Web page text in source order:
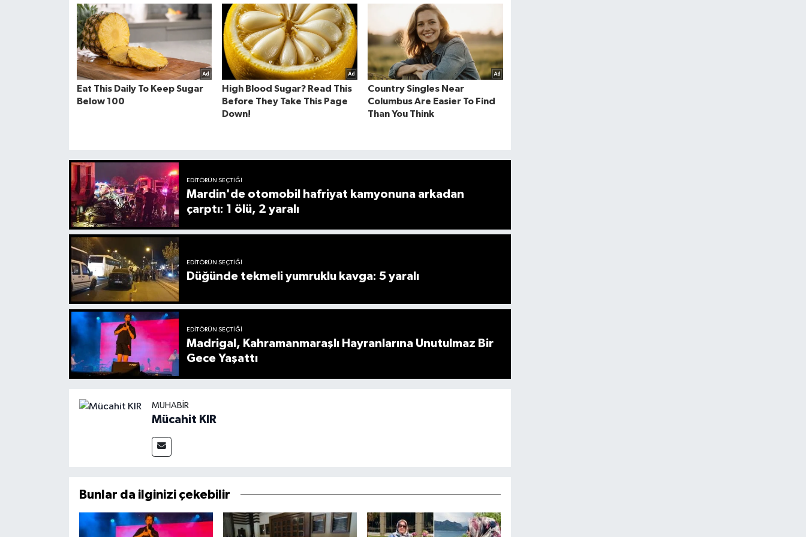
EDITÖRÜN SEÇTIĞI
Mardin'de otomobil hafriyat kamyonuna arkadan
çarptı: 1 ölü, 2 yaralı
EDITÖRÜN SEÇTIĞI
Düğünde tekmeli yumruklu kavga: 5 yaralı
EDITÖRÜN SEÇTIĞI
Madrigal, Kahramanmaraşlı Hayranlarına Unutulmaz Bir
Gece Yaşattı
MUHABIR
Mücahit KIR
Bunlar da ilginizi çekebilir